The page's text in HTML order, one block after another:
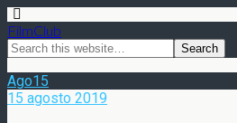
FilmClub
Ago15
15 agosto 2019